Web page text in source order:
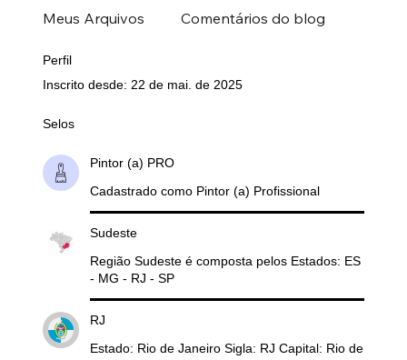
Meus Arquivos Comentários do blog
Perfil
Inscrito desde: 22 de mai. de 2025
Selos
Pintor (a) PRO
Cadastrado como Pintor (a) Profissional
Sudeste
Região Sudeste é composta pelos Estados: ES
- MG - RJ - SP
RJ
Estado: Rio de Janeiro Sigla: RJ Capital: Rio de